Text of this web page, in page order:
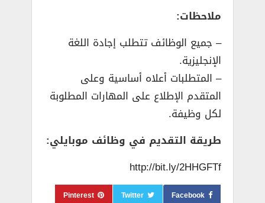
ملاحظات:
– جميع الوظائف تتطلب إجادة اللغة
الإنجليزية.
– المتطلبات أعلاه أساسية وعلى
المتقدم الإطلاع على المهارات المطلوبة
لكل وظيفة.
طريقة التقديم في وظائف موبايلي:
http://bit.ly/2HHGFTf
Facebook
Twitter
Pinterest